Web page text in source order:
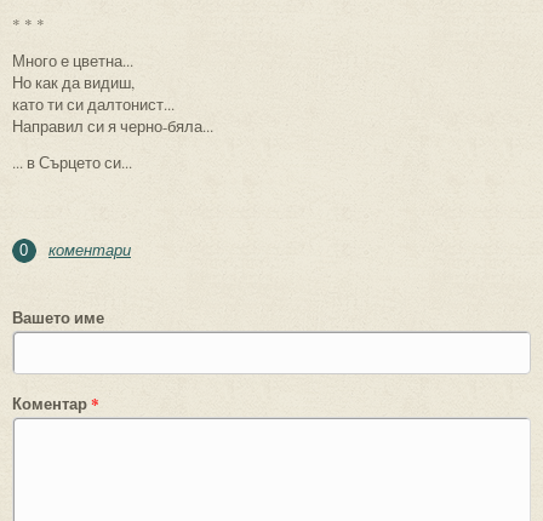
* * *
Много е цветна...
Но как да видиш,
като ти си далтонист...
Направил си я черно-бяла...
... в Сърцето си...
0 коментари
Вашето име
Коментар*